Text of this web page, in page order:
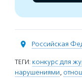
Российская
ТЕГИ: конкурс для
нарушениями,